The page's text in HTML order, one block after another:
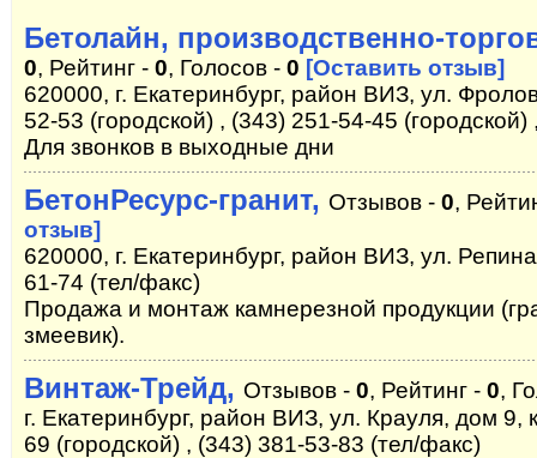
Бетолайн, производственно-
0, Рейтинг - 0, Голосов - 0 [Оставить отзыв]
620000, г. Екатеринбург, район ВИЗ, ул.
52-53 (городской) , (343) 251-54-45
Для звонков в выходные дни
БетонРесурс-гранит, Отзывов - 0,
отзыв]
620000, г. Екатеринбург, район ВИЗ, ул.
61-74 (тел/факс)
Продажа и монтаж камнерезной продукции
змеевик).
Винтаж-Трейд, Отзывов - 0, Рейтинг - 0,
г. Екатеринбург, район ВИЗ, ул. Крауля, дом
69 (городской) , (343) 381-53-83 (тел/факс)